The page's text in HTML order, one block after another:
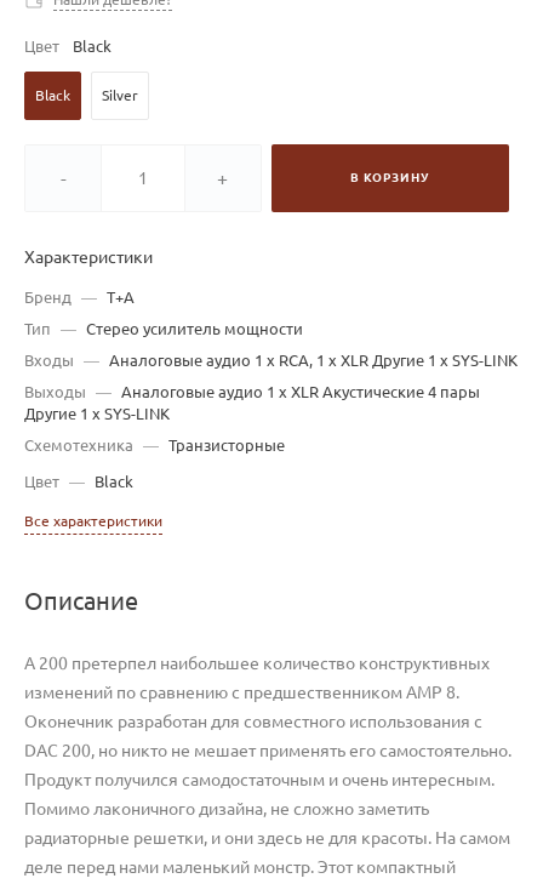
Цвет Black
Black Silver
- + В КОРЗИНУ
Характеристики
Бренд — T+A
Тип
— Стерео усилитель мощности
Входы
—
Аналоговые аудио 1 x RCA, 1 x XLR Другие 1 х SYS-LINK
Выходы
—
Аналоговые аудио 1 x XLR Акустические 4 пары
Другие 1 х SYS-LINK
Схемотехника
— Транзисторные
Цвет — Black
Все характеристики
Описание
A 200 претерпел наибольшее количество конструктивных
изменений по сравнению с предшественником AMP 8.
Оконечник разработан для совместного использования с
DAC 200, но никто не мешает применять его самостоятельно.
Продукт получился самодостаточным и очень интересным.
Помимо лаконичного дизайна, не сложно заметить
радиаторные решетки, и они здесь не для красоты. На самом
деле перед нами маленький монстр. Этот компактный